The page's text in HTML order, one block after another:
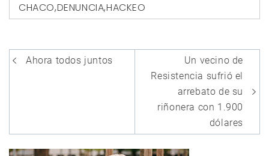
CHACO,DENUNCIA,HACKEO
Navegación
Ahora todos juntos
Un vecino de
Resistencia sufrió el
arrebato de su
riñonera con 1.900
dólares